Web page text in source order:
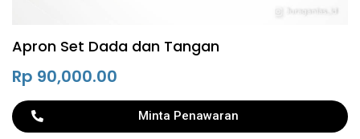
Apron Set Dada dan Tangan
Rp 90,000.00
Minta Penawaran